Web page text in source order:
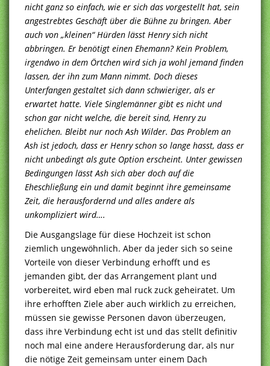
nicht ganz so einfach, wie er sich das vorgestellt hat, sein
angestrebtes Geschäft über die Bühne zu bringen. Aber
auch von „kleinen“ Hürden lässt Henry sich nicht
abbringen. Er benötigt einen Ehemann? Kein Problem,
irgendwo in dem Örtchen wird sich ja wohl jemand finden
lassen, der ihn zum Mann nimmt. Doch dieses
Unterfangen gestaltet sich dann schwieriger, als er
erwartet hatte. Viele Singlemänner gibt es nicht und
schon gar nicht welche, die bereit sind, Henry zu
ehelichen. Bleibt nur noch Ash Wilder. Das Problem an
Ash ist jedoch, dass er Henry schon so lange hasst, dass er
nicht unbedingt als gute Option erscheint. Unter gewissen
Bedingungen lässt Ash sich aber doch auf die
Eheschließung ein und damit beginnt ihre gemeinsame
Zeit, die herausfordernd und alles andere als
unkompliziert wird….
Die Ausgangslage für diese Hochzeit ist schon
ziemlich ungewöhnlich. Aber da jeder sich so seine
Vorteile von dieser Verbindung erhofft und es
jemanden gibt, der das Arrangement plant und
vorbereitet, wird eben mal ruck zuck geheiratet. Um
ihre erhofften Ziele aber auch wirklich zu erreichen,
müssen sie gewisse Personen davon überzeugen,
dass ihre Verbindung echt ist und das stellt definitiv
noch mal eine andere Herausforderung dar, als nur
die nötige Zeit gemeinsam unter einem Dach